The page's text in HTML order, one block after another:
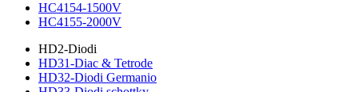
HC4154-1500V
HC4155-2000V
HD2-Diodi
HD31-Diac & Tetrode
HD32-Diodi Germanio